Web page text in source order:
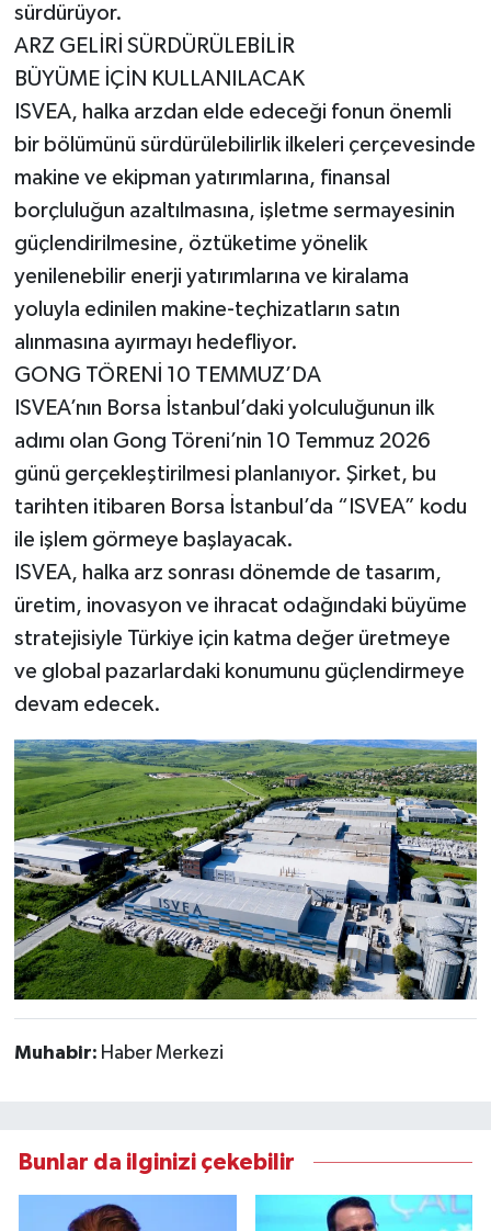
sürdürüyor.
ARZ GELİRİ SÜRDÜRÜLEBİLİR
BÜYÜME İÇİN KULLANILACAK
ISVEA, halka arzdan elde edeceği fonun önemli
bir bölümünü sürdürülebilirlik ilkeleri çerçevesinde
makine ve ekipman yatırımlarına, finansal
borçluluğun azaltılmasına, işletme sermayesinin
güçlendirilmesine, öztüketime yönelik
yenilenebilir enerji yatırımlarına ve kiralama
yoluyla edinilen makine-teçhizatların satın
alınmasına ayırmayı hedefliyor.
GONG TÖRENİ 10 TEMMUZ’DA
ISVEA’nın Borsa İstanbul’daki yolculuğunun ilk
adımı olan Gong Töreni’nin 10 Temmuz 2026
günü gerçekleştirilmesi planlanıyor. Şirket, bu
tarihten itibaren Borsa İstanbul’da “ISVEA” kodu
ile işlem görmeye başlayacak.
ISVEA, halka arz sonrası dönemde de tasarım,
üretim, inovasyon ve ihracat odağındaki büyüme
stratejisiyle Türkiye için katma değer üretmeye
ve global pazarlardaki konumunu güçlendirmeye
devam edecek.
Muhabir: Haber Merkezi
Bunlar da ilginizi çekebilir